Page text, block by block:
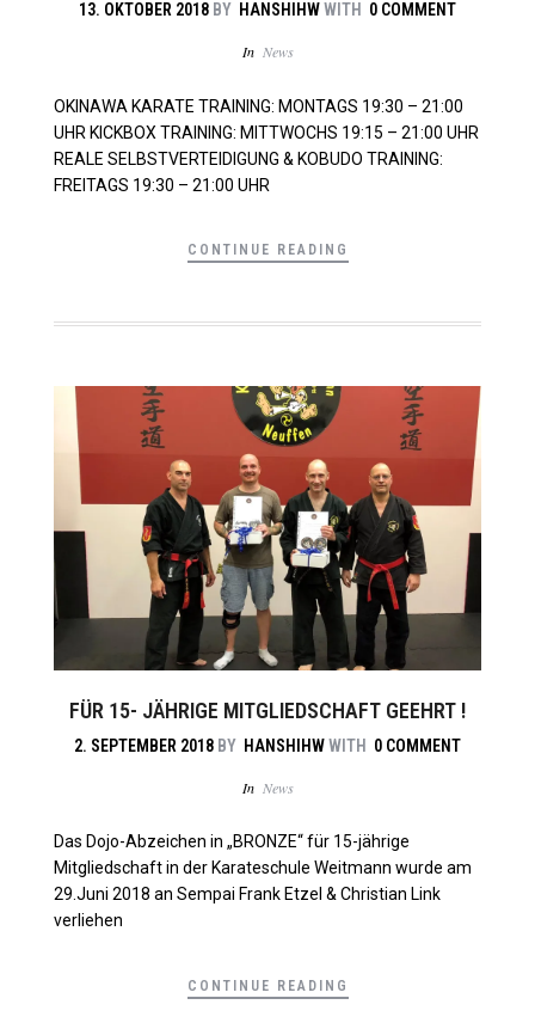
13. OKTOBER 2018 BY HANSHIHWWITH 0 COMMENT
In News
OKINAWA KARATE TRAINING: MONTAGS 19:30 – 21:00
UHR KICKBOX TRAINING: MITTWOCHS 19:15 – 21:00 UHR
REALE SELBSTVERTEIDIGUNG & KOBUDO TRAINING:
FREITAGS 19:30 – 21:00 UHR
CONTINUE READING
FÜR 15- JÄHRIGE MITGLIEDSCHAFT GEEHRT !
2. SEPTEMBER 2018 BY HANSHIHWWITH 0 COMMENT
In News
Das Dojo-Abzeichen in „BRONZE“ für 15-jährige
Mitgliedschaft in der Karateschule Weitmann wurde am
29.Juni 2018 an Sempai Frank Etzel & Christian Link
verliehen
CONTINUE READING